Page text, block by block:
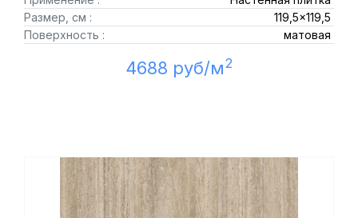
Размер, см :
119,5x119,5
Поверхность :
матовая
4688 руб/м2